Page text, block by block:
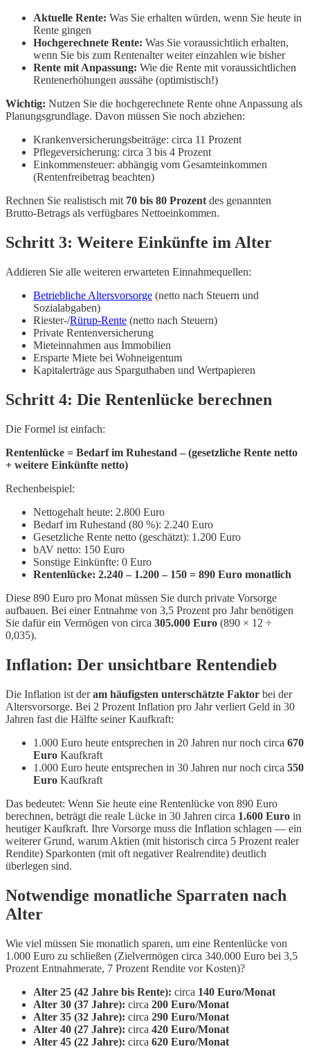
Aktuelle Rente: Was Sie erhalten würden, wenn Sie heute in
Rente gingen
Hochgerechnete Rente: Was Sie voraussichtlich erhalten,
wenn Sie bis zum Rentenalter weiter einzahlen wie bisher
Rente mit Anpassung: Wie die Rente mit voraussichtlichen
Rentenerhöhungen aussähe (optimistisch!)
Wichtig: Nutzen Sie die hochgerechnete Rente ohne Anpassung als
Planungsgrundlage. Davon müssen Sie noch abziehen:
Krankenversicherungsbeiträge: circa 11 Prozent
Pflegeversicherung: circa 3 bis 4 Prozent
Einkommensteuer: abhängig vom Gesamteinkommen
(Rentenfreibetrag beachten)
Rechnen Sie realistisch mit 70 bis 80 Prozentdes genannten
Brutto-Betrags als verfügbares Nettoeinkommen.
Schritt 3: Weitere Einkünfte im Alter
Addieren Sie alle weiteren erwarteten Einnahmequellen:
Betriebliche Altersvorsorge (netto nach Steuern und
Sozialabgaben)
Riester-/Rürup-Rente (netto nach Steuern)
Private Rentenversicherung
Mieteinnahmen aus Immobilien
Ersparte Miete bei Wohneigentum
Kapitalerträge aus Sparguthaben und Wertpapieren
Schritt 4: Die Rentenlücke berechnen
Die Formel ist einfach:
Rentenlücke = Bedarf im Ruhestand – (gesetzliche Rente netto
+ weitere Einkünfte netto)
Rechenbeispiel:
Nettogehalt heute: 2.800 Euro
Bedarf im Ruhestand (80 %): 2.240 Euro
Gesetzliche Rente netto (geschätzt): 1.200 Euro
bAV netto: 150 Euro
Sonstige Einkünfte: 0 Euro
Rentenlücke: 2.240 – 1.200 – 150 = 890 Euro monatlich
Diese 890 Euro pro Monat müssen Sie durch private Vorsorge
aufbauen. Bei einer Entnahme von 3,5 Prozent pro Jahr benötigen
Sie dafür ein Vermögen von circa 305.000 Euro (890 × 12 ÷
0,035).
Inflation: Der unsichtbare Rentendieb
Die Inflation ist deram häufigsten unterschätzte Faktor bei der
Altersvorsorge. Bei 2 Prozent Inflation pro Jahr verliert Geld in 30
Jahren fast die Hälfte seiner Kaufkraft:
1.000 Euro heute entsprechen in 20 Jahren nur noch circa 670
Euro Kaufkraft
1.000 Euro heute entsprechen in 30 Jahren nur noch circa 550
Euro Kaufkraft
Das bedeutet: Wenn Sie heute eine Rentenlücke von 890 Euro
berechnen, beträgt die reale Lücke in 30 Jahren circa 1.600 Euro in
heutiger Kaufkraft. Ihre Vorsorge muss die Inflation schlagen — ein
weiterer Grund, warum Aktien (mit historisch circa 5 Prozent realer
Rendite) Sparkonten (mit oft negativer Realrendite) deutlich
überlegen sind.
Notwendige monatliche Sparraten nach
Alter
Wie viel müssen Sie monatlich sparen, um eine Rentenlücke von
1.000 Euro zu schließen (Zielvermögen circa 340.000 Euro bei 3,5
Prozent Entnahmerate, 7 Prozent Rendite vor Kosten)?
Alter 25 (42 Jahre bis Rente): circa 140 Euro/Monat
Alter 30 (37 Jahre): circa 200 Euro/Monat
Alter 35 (32 Jahre): circa 290 Euro/Monat
Alter 40 (27 Jahre): circa 420 Euro/Monat
Alter 45 (22 Jahre): circa 620 Euro/Monat